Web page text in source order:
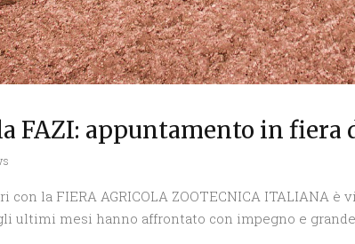
FAZI: appuntamento in fiera
la FIERA AGRICOLA ZOOTECNICA ITALIANA
ultimi mesi hanno affrontato con impegno e